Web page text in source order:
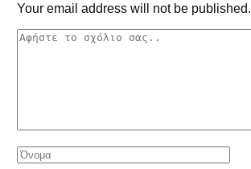
Your email address will not be published.